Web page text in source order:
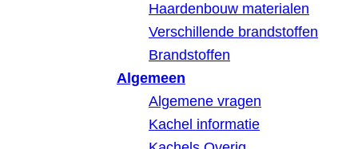
Haardenbouw materialen
Verschillende brandstoffen
Brandstoffen
Algemeen
Algemene vragen
Kachel informatie